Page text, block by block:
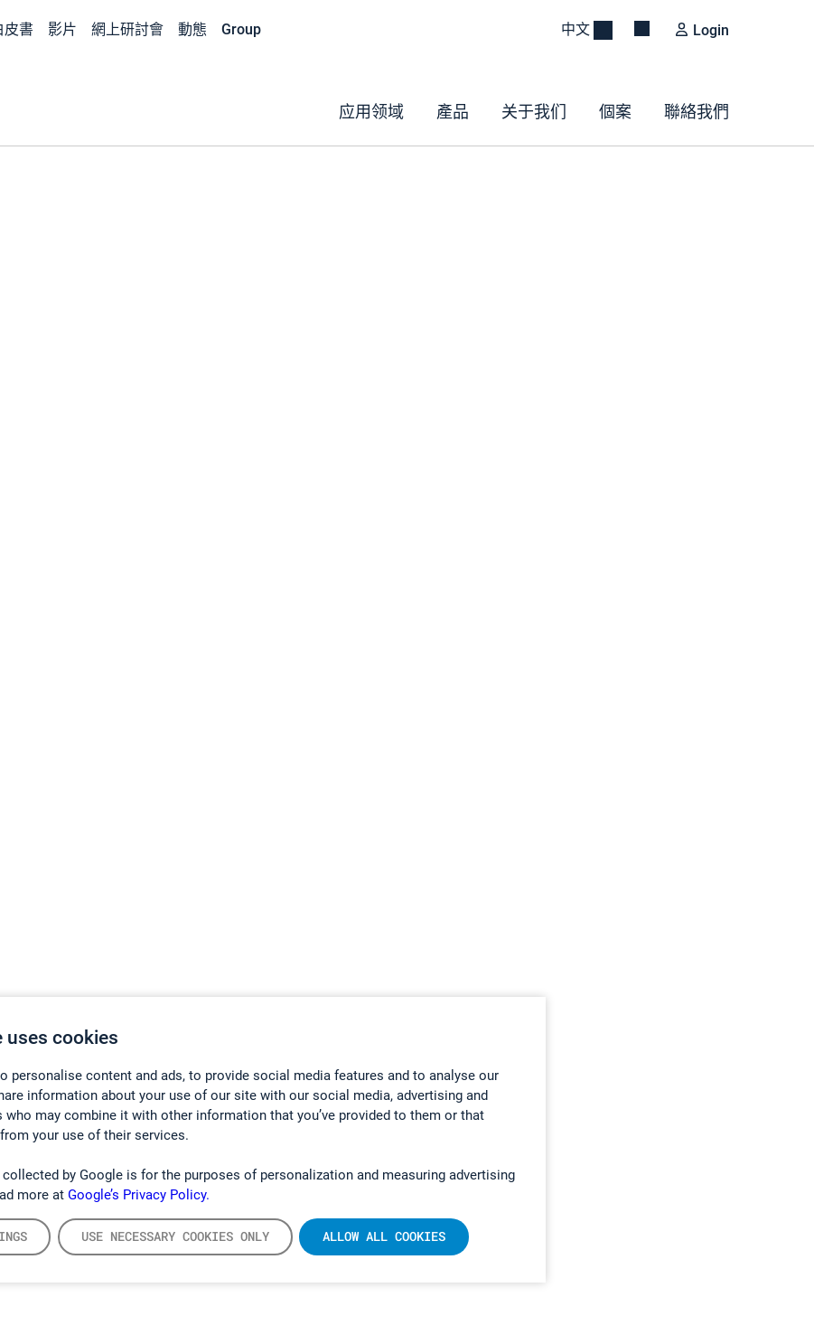
uses cookies
personalise content and ads, to provide social media features and to analyse our
information about your use of our site with our social media, advertising and
who may combine it with other information that you’ve provided to them or that
your use of their services.
by Google is for the purposes of personalization and measuring advertising
more at Google’s Privacy Policy.
USE NECESSARY COOKIES ONLY ALLOW ALL COOKIES
皮書 影片 網上研討會 動態 Group 中文 Login
应用领域 產品 关于我们 個案 聯絡我們